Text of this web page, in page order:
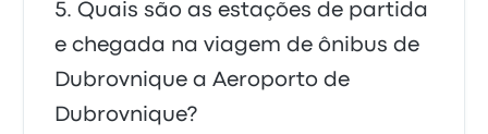
Quais são as estações de partida
e chegada na viagem de ônibus de
Dubrovnique a Aeroporto de
Dubrovnique?